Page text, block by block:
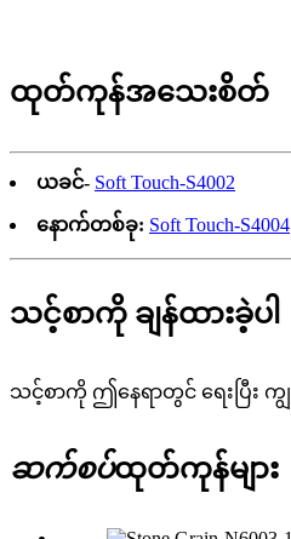
ထုတ်ကုန်အသေးစိတ်
ယခင်- Soft Touch-S4002
နောက်တစ်ခု: Soft Touch-S4004
သင့်စာကို ချန်ထားခဲ့ပါ
သင့်စာကို ဤနေရာတွင် ရေးပြီး က
ဆက်စပ်ထုတ်ကုန်များ